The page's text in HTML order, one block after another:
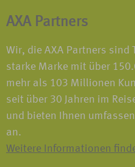
AXA Partners
Wir, die AXA Partners sind
starke Marke mit über
mehr als 103 Millionen
seit über 30 Jahren im
und bieten Ihnen
an.
Weitere Informationen